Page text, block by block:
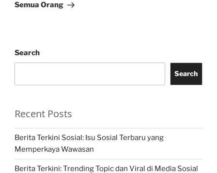
Semua Orang
Search
Search
Recent Posts
Berita Terkini Sosial: Isu Sosial Terbaru yang
Memperkaya Wawasan
Berita Terkini: Trending Topic dan Viral di Media Sosial